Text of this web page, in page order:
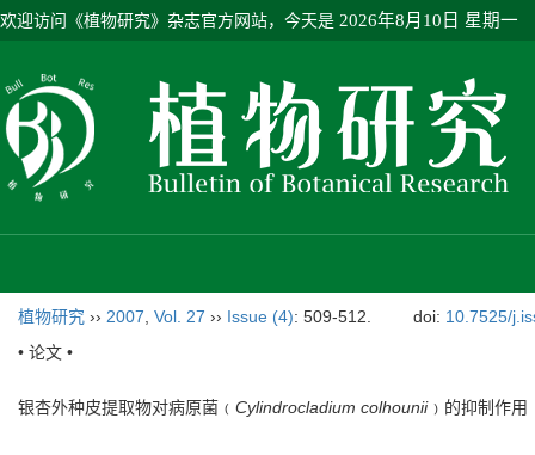
欢迎访问《植物研究》杂志官方网站，今天是 2026年8月10日 星期一
植物研究 ›› 2007 Vol. 27 ›› Issue (4): 509-512. doi: 10.7525/
• 论文 •
银杏外种皮提取物对病原菌﹙ Cylindrocladium colhounii﹚的抑制作用